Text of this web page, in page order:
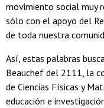
movimiento social muy
sólo con el apoyo del
de toda nuestra
Así, estas palabras
Beauchef del 2111, la
de Ciencias Físicas y
educación e